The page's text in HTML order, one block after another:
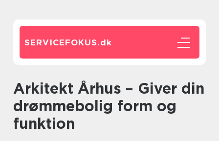
SERVICEFOKUS.dk
Arkitekt Århus – Giver din
drømmebolig form og
funktion